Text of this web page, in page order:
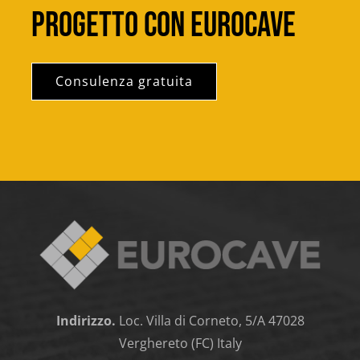
progetto con Eurocave
Consulenza gratuita
Indirizzo. Loc. Villa di Corneto, 5/A 47028
Verghereto (FC) Italy